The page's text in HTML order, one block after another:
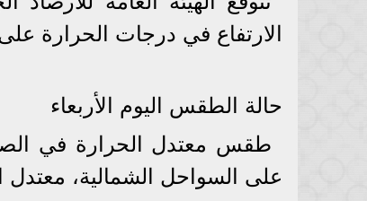
الارتفاع في درجات الحرارة
​حالة الطقس اليوم الأربعاء
​طقس معتدل الحرارة في
على السواحل الشمالية، معتدل